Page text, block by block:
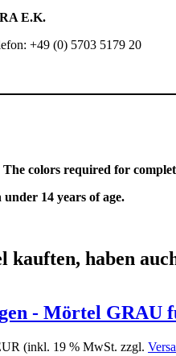
E.K.
+49 (0) 5703 5179 20
colors required for
14 years of age.
kauften, haben
- Mörtel GRAU
(inkl. 19 % MwSt. zzgl.